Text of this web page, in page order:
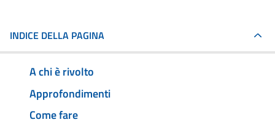
INDICE DELLA PAGINA
A chi è rivolto
Approfondimenti
Come fare